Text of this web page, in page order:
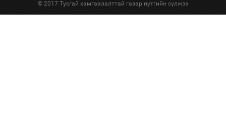
© 2017 Тусгай хамгаалалттай газар нутгийн сүлжээ